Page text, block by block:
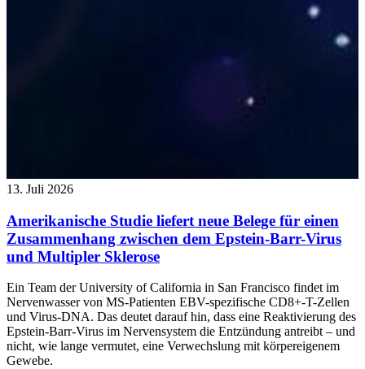
13. Juli 2026
Amerikanische Studie liefert neue Belege für einen
Zusammenhang zwischen dem Epstein-Barr-Virus
und Multipler Sklerose
Ein Team der University of California in San Francisco findet im
Nervenwasser von MS-Patienten EBV-spezifische CD8+-T-Zellen
und Virus-DNA. Das deutet darauf hin, dass eine Reaktivierung des
Epstein-Barr-Virus im Nervensystem die Entzündung antreibt – und
nicht, wie lange vermutet, eine Verwechslung mit körpereigenem
Gewebe.